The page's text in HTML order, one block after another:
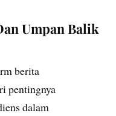
Umpan Balik
berita
pentingnya
dalam